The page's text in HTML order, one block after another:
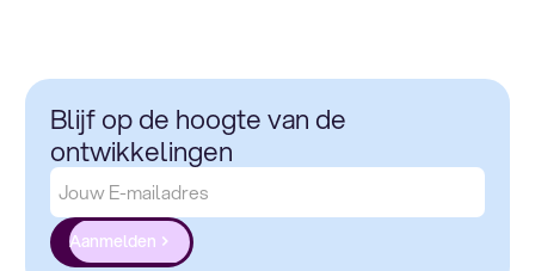
Blijf op de hoogte van de
ontwikkelingen
Aanmelden